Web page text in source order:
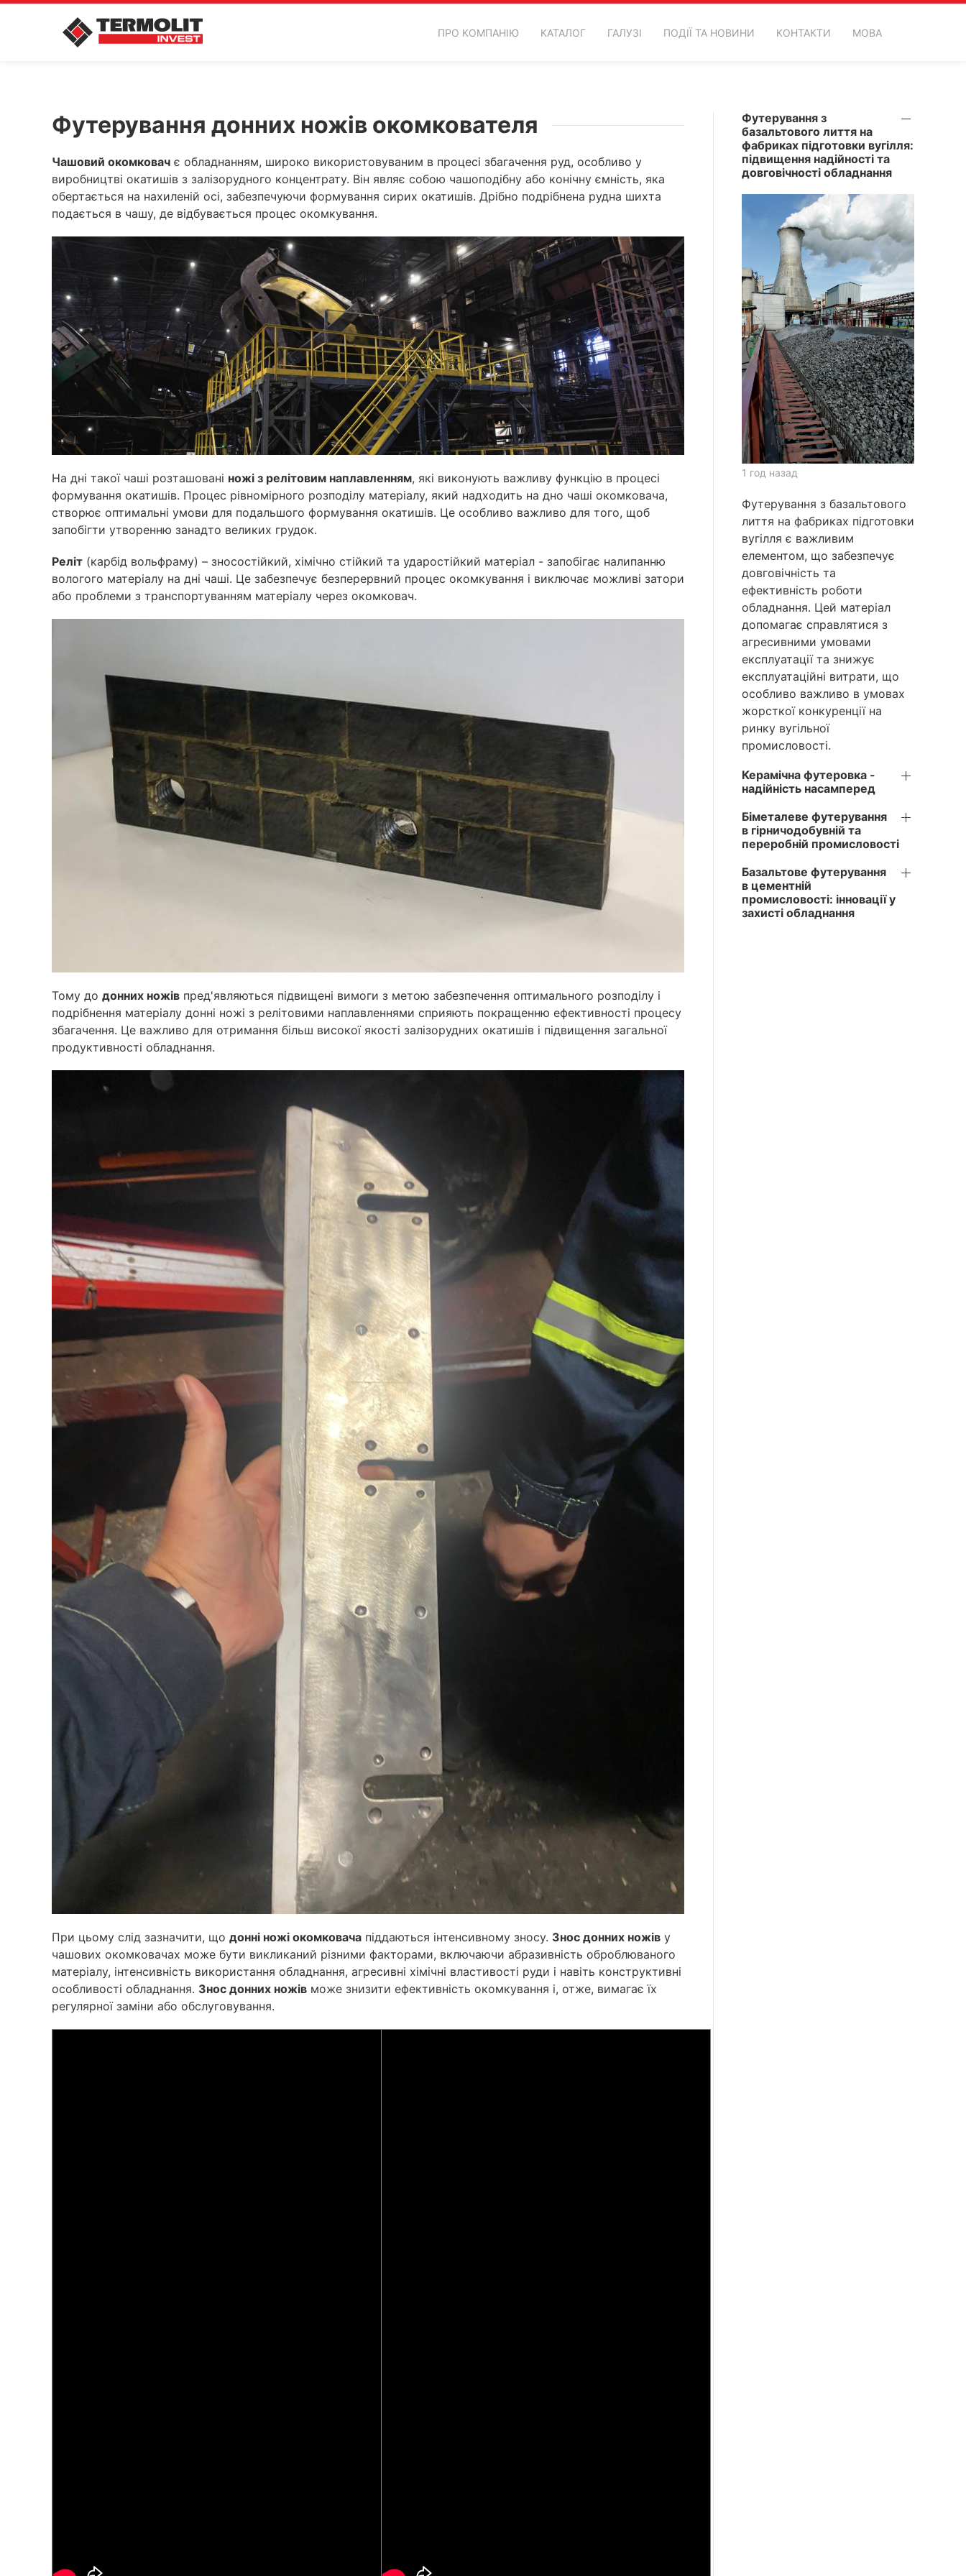
ПРО КОМПАНІЮ КАТАЛОГ ГАЛУЗІ ПОДІЇ ТА НОВИНИ КОНТАКТИ МОВА
Футерування донних ножів окомкователя
Чашовий окомковач є обладнанням, широко використовуваним в процесі збагачення руд, особливо у
виробництві окатишів з залізорудного концентрату. Він являє собою чашоподібну або конічну ємність, яка
обертається на нахиленій осі, забезпечуючи формування сирих окатишів. Дрібно подрібнена рудна шихта
подається в чашу, де відбувається процес окомкування.
На дні такої чаші розташовані ножі з релітовим наплавленням, які виконують важливу функцію в процесі
формування окатишів. Процес рівномірного розподілу матеріалу, який надходить на дно чаші окомковача,
створює оптимальні умови для подальшого формування окатишів. Це особливо важливо для того, щоб
запобігти утворенню занадто великих грудок.
Реліт (карбід вольфраму) – зносостійкий, хімічно стійкий та ударостійкий матеріал - запобігає налипанню
вологого матеріалу на дні чаші. Це забезпечує безперервний процес окомкування і виключає можливі затори
або проблеми з транспортуванням матеріалу через окомковач.
Тому до донних ножів пред'являються підвищені вимоги з метою забезпечення оптимального розподілу і
подрібнення матеріалу донні ножі з релітовими наплавленнями сприяють покращенню ефективності процесу
збагачення. Це важливо для отримання більш високої якості залізорудних окатишів і підвищення загальної
продуктивності обладнання.
При цьому слід зазначити, що донні ножі окомковача піддаються інтенсивному зносу. Знос донних ножів у
чашових окомковачах може бути викликаний різними факторами, включаючи абразивність оброблюваного
матеріалу, інтенсивність використання обладнання, агресивні хімічні властивості руди і навіть конструктивні
особливості обладнання. Знос донних ножів може знизити ефективність окомкування і, отже, вимагає їх
регулярної заміни або обслуговування.
Футерування з
базальтового лиття на
фабриках підготовки вугілля:
підвищення надійності та
довговічності обладнання
1 год назад
Футерування з базальтового
лиття на фабриках підготовки
вугілля є важливим
елементом, що забезпечує
довговічність та
ефективність роботи
обладнання. Цей матеріал
допомагає справлятися з
агресивними умовами
експлуатації та знижує
експлуатаційні витрати, що
особливо важливо в умовах
жорсткої конкуренції на
ринку вугільної
промисловості.
Керамічна футеровка -
надійність насамперед
Біметалеве футерування
в гірничодобувній та
переробній промисловості
Базальтове футерування
в цементній
промисловості: інновації у
захисті обладнання